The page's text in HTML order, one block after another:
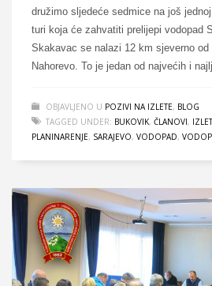
družimo sljedeće sedmice na još
turi koja će zahvatiti prelijepi vodopad
Skakavac se nalazi 12 km sjeverno
Nahorevo. To je jedan od najvećih i
OBJAVLJENO U POZIVI NA IZLETE, BLOG
TAGGED UNDER: BUKOVIK, ČLANOVI, IZLET
PLANINARENJE, SARAJEVO, VODOPAD,